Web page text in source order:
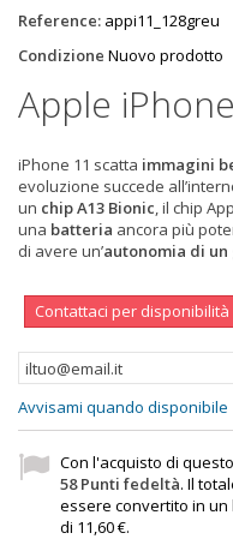
Reference: appi11_128greu
Condizione Nuovo prodotto
Apple
iPhone 11 scatta immagini
evoluzione succede
un chip A13 Bionic, il chip
una batteria ancora più
di avere un’autonomia di
Contattaci per
Avvisami quando disponibile
Con l'acquisto di
58Punti fedeltà. Il
essere convertito in
di 11,60 €.